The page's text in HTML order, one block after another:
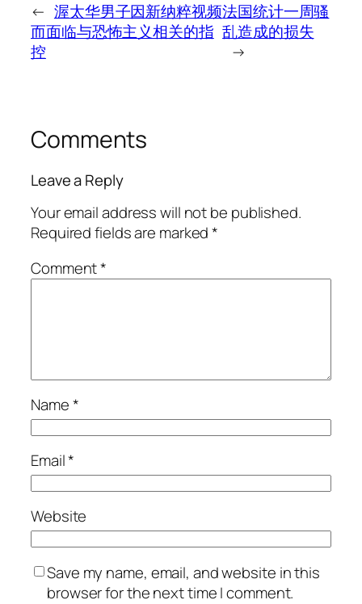
← 渥太华男子因新纳粹视频
而面临与恐怖主义相关的指
控
法国统计一周骚
乱造成的损失
→
Comments
Leave a Reply
Your email address will not be published.
Required fields are marked*
Comment*
Name*
Email*
Website
Save my name, email, and website in this
browser for the next time I comment.